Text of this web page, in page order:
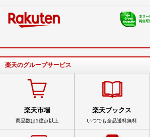
楽天のグループサービス
楽天市場
商品数は1億点以上
楽天ブックス
いつでも全品送料無料